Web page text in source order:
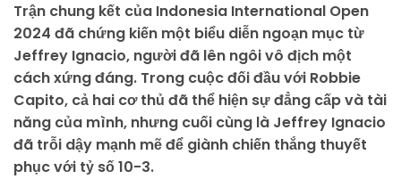
Trận chung kết của Indonesia International Open
2024 đã chứng kiến một biểu diễn ngoạn mục từ
Jeffrey Ignacio, người đã lên ngôi vô địch một
cách xứng đáng. Trong cuộc đối đầu với Robbie
Capito, cả hai cơ thủ đã thể hiện sự đẳng cấp và tài
năng của mình, nhưng cuối cùng là Jeffrey Ignacio
đã trỗi dậy mạnh mẽ để giành chiến thắng thuyết
phục với tỷ số 10-3.